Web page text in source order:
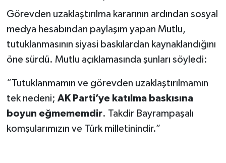
Görevden uzaklaştırılma kararının ardından sosyal
medya hesabından paylaşım yapan Mutlu,
tutuklanmasının siyasi baskılardan kaynaklandığını
öne sürdü. Mutlu açıklamasında şunları söyledi:
“Tutuklanmamın ve görevden uzaklaştırılmamın
tek nedeni; AK Parti’ye katılma baskısına
boyun eğmememdir. Takdir Bayrampaşalı
komşularımızın ve Türk milletinindir.”